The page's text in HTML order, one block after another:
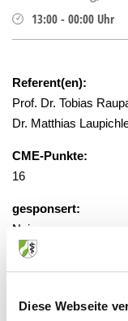
Diese Webseite
13:00 - 00:00 Uhr
Referent(en):
Prof. Dr. Tobias
Dr. Matthias
CME-Punkte:
16
gesponsert:
Nein
www.dot-med.uni-